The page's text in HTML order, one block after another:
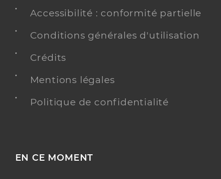
Accessibilité : conformité partielle
Conditions générales d'utilisation
Crédits
Mentions légales
Politique de confidentialité
EN CE MOMENT